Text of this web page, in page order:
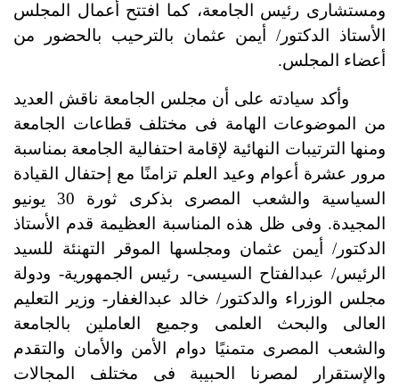
ومستشارى رئيس الجامعة، كما افتتح أعمال المجلس
الأستاذ الدكتور/ أيمن عثمان بالترحيب بالحضور من
أعضاء المجلس.
وأكد سيادته على أن مجلس الجامعة ناقش العديد
من الموضوعات الهامة فى مختلف قطاعات الجامعة
ومنها الترتيبات النهائية لإقامة احتفالية الجامعة بمناسبة
مرور عشرة أعوام وعيد العلم تزامنًا مع إحتفال القيادة
السياسية والشعب المصرى بذكرى ثورة 30 يونيو
المجيدة. وفى ظل هذه المناسبة العظيمة قدم الأستاذ
الدكتور/ أيمن عثمان ومجلسها الموقر التهنئة للسيد
الرئيس/ عبدالفتاح السيسى- رئيس الجمهورية- ودولة
مجلس الوزراء والدكتور/ خالد عبدالغفار- وزير التعليم
العالى والبحث العلمى وجميع العاملين بالجامعة
والشعب المصرى متمنيًا دوام الأمن والأمان والتقدم
والإستقرار لمصرنا الحبيبة فى مختلف المجالات